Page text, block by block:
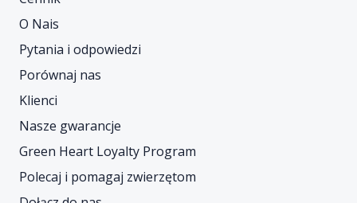
O Nais
Pytania i odpowiedzi
Porównaj nas
Klienci
Nasze gwarancje
Green Heart Loyalty Program
Polecaj i pomagaj zwierzętom